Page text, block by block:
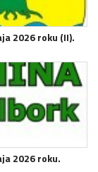
2026 roku (II).
2026 roku.